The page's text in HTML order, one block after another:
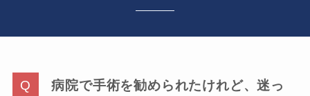
病院で手術を勧められたけれど、迷っ